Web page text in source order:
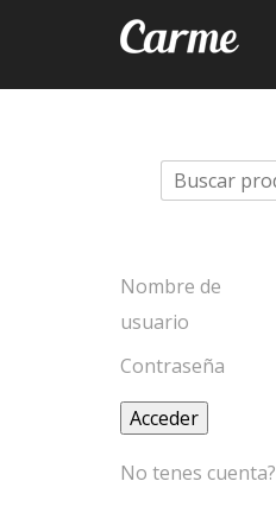
Buscar
por:
Nombre de
usuario
Contraseña
No tenes cuenta?